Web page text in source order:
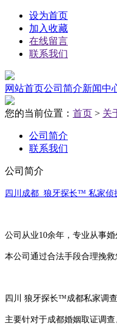
设为首页
加入收藏
在线留言
联系我们
网站首页公司简介新闻中
您的当前位置： 首页 > 关
公司简介
联系我们
公司简介
四川成都 狼牙探长™ 私家侦
公司从业10余年，专业从事
本公司通过合法手段合理挽救
四川 狼牙探长™成都私家调
主要针对于成都婚姻取证调